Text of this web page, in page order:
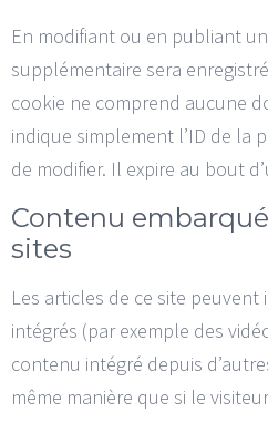
En modifiant ou en publiant
supplémentaire sera
cookie ne comprend aucune
indique simplement l’ID de la
de modifier. Il expire au bout
Contenu
sites
Les articles de ce site
intégrés (par exemple des
contenu intégré depuis
même manière que si le